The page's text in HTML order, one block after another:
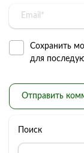
Сохранить
для
Поиск